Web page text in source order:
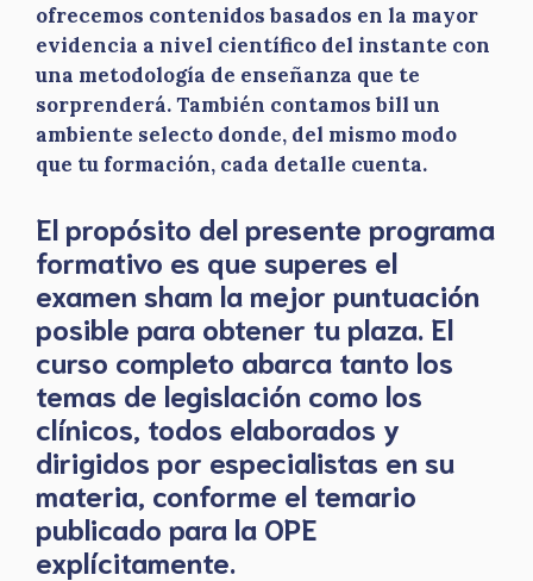
ofrecemos contenidos basados en la mayor
evidencia a nivel científico del instante con
una metodología de enseñanza que te
sorprenderá. También contamos bill un
ambiente selecto donde, del mismo modo
que tu formación, cada detalle cuenta.
El propósito del presente programa
formativo es que superes el
examen sham la mejor puntuación
posible para obtener tu plaza. El
curso completo abarca tanto los
temas de legislación como los
clínicos, todos elaborados y
dirigidos por especialistas en su
materia, conforme el temario
publicado para la OPE
explícitamente.